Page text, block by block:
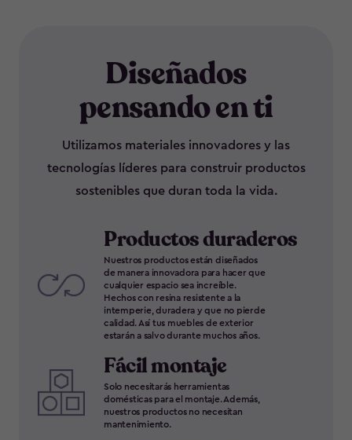
Diseñados
pensando en ti
Utilizamos materiales innovadores y las
tecnologías líderes para construir productos
sostenibles que duran toda la vida.
Productos duraderos
Nuestros productos están diseñados
de manera innovadora para hacer que
cualquier espacio sea increíble.
Hechos con resina resistente a la
intemperie, duradera y que no pierde
calidad. Así tus muebles de exterior
estarán a salvo durante muchos años.
Fácil montaje
Solo necesitarás herramientas
domésticas para el montaje. Además,
nuestros productos no necesitan
mantenimiento.